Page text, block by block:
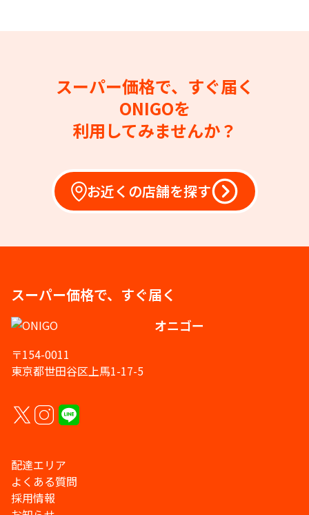
スーパー価格で、すぐ届く
ONIGOを
利用してみませんか？
お近くの店舗を探す
スーパー価格で、すぐ届く
オニゴー
〒154-0011
東京都世田谷区上馬1-17-5
配達エリア
よくある質問
採用情報